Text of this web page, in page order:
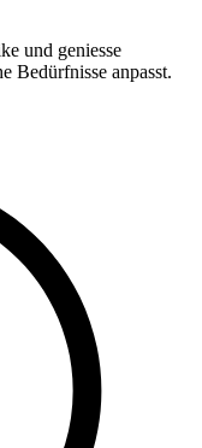
und geniesse
Bedürfnisse anpasst.